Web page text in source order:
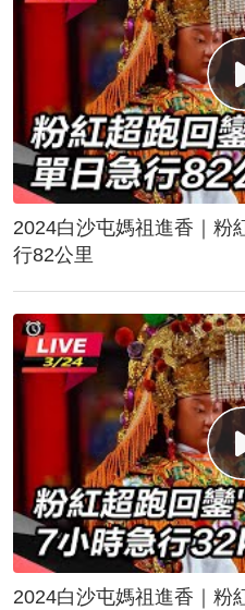
2024白沙屯媽祖進香｜粉紅超
行82公里
2024白沙屯媽祖進香｜粉